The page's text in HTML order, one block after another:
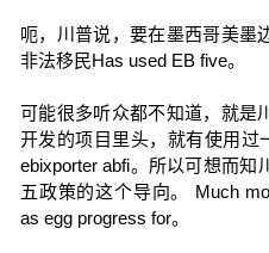
呃，川普说，要在墨西哥美墨
非法移民Has used EB five。
可能很多听众都不知道，就是
开发的项目里头，就有使用过
ebixporter abfi。所以可想而知
五政策的这个导向。 Much
as egg progress for。